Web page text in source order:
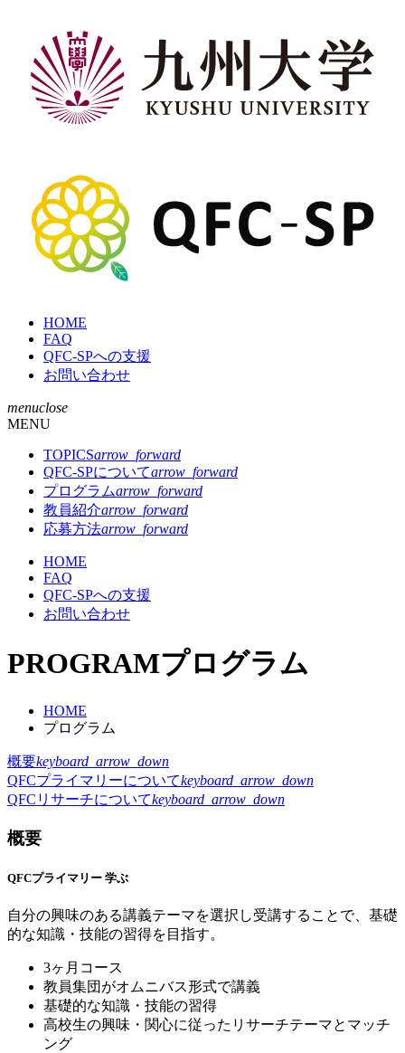
content
HOME
FAQ
QFC-SPへの支援
お問い合わせ
menuclose
MENU
TOPICSarrow_forward
QFC-SPについてarrow_forward
プログラムarrow_forward
教員紹介arrow_forward
応募方法arrow_forward
HOME
FAQ
QFC-SPへの支援
お問い合わせ
PROGRAMプログラム
HOME
プログラム
概要keyboard_arrow_down
QFCプライマリーについてkeyboard_arrow_down
QFCリサーチについてkeyboard_arrow_down
概要
QFCプライマリー 学ぶ
自分の興味のある講義テーマを選択し受講することで、基礎
的な知識・技能の習得を目指す。
3ヶ月コース
教員集団がオムニバス形式で講義
基礎的な知識・技能の習得
高校生の興味・関心に従ったリサーチテーマとマッチ
ング